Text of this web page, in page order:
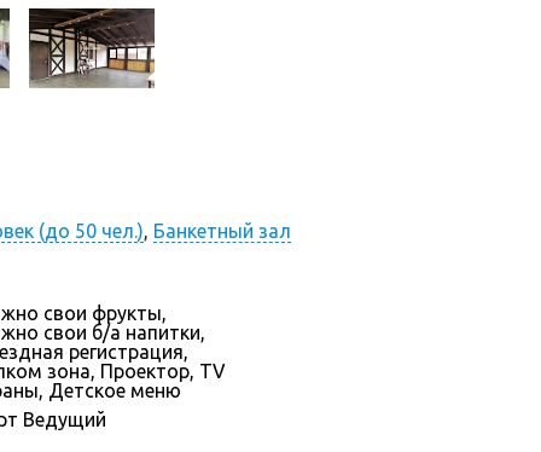
(до 50 чел.), Банкетный зал
свои фрукты,
свои б/а напитки,
регистрация,
зона, Проектор, TV
Детское меню
Ведущий